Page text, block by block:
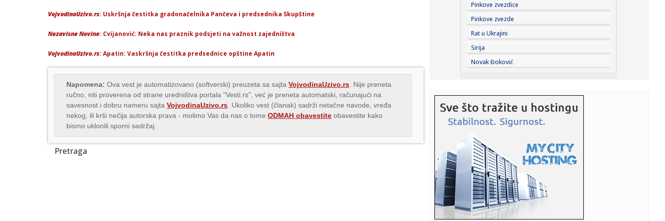
VojvodinaUzivo.rs: Uskršnja čestitka gradonačelnika Pančeva i predsednika Skupštine
Nezavisne Novine: Cvijanović: Neka nas praznik podsjeti na važnost zajedništva
VojvodinaUzivo.rs: Apatin: Vaskršnja čestitka predsednice opštine Apatin
Napomena: Ova vest je automatizovano (softverski) preuzeta sa sajta VojvodinaUzivo.rs . Nije preneta
ručno, niti proverena od strane uredništva portala "Vesti.rs", već je preneta automatski, računajući na
savesnost i dobru nameru sajta VojvodinaUzivo.rs . Ukoliko vest (članak) sadrži netačne navode, vređa
nekog, ili krši nečija autorska prava - molimo Vas da nas o tome ODMAH obavestite obavestite kako
bismo uklonili sporni sadržaj.
Pretraga
14:46:LUKIĆ MENJA KLUB: Srpski reprezentativac ostaje u
Engleskoj – ...
14:42:FBI sprečio atentat na Mesija: Argentincu pretili bombama
i pu...
14:41:Zaboravite prepune plaže – SUP daska je najbolji način da
pob...
14:40: "Kako sam ubedio Lebrona da dođe u Filadelfiju"
14:38:
širenje...
14:38:Savić pred Radnik: Nema lakih utakmica, želimo da
pokažemo na...
14:38:Baba već na promociji "zapalio" navijače: "Ovde sam da
vratim P...
14:35:Poster za film The Mummy zabranjen za spoljno
Pinkove zvezdice
Pinkove zvezde
Rat u Ukrajini
Sirija
Novak Đoković